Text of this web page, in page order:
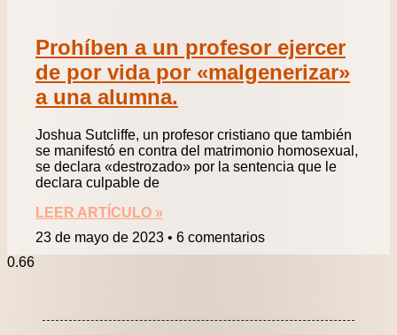
Prohíben a un profesor ejercer
de por vida por «malgenerizar»
a una alumna.
Joshua Sutcliffe, un profesor cristiano que también
se manifestó en contra del matrimonio homosexual,
se declara «destrozado» por la sentencia que le
declara culpable de
LEER ARTÍCULO »
23 de mayo de 2023
6 comentarios